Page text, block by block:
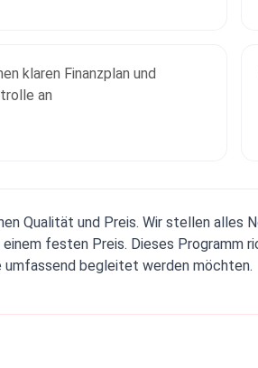
klaren Finanzplan und
an
Qualität und Preis. Wir stellen alles
festen Preis. Dieses Programm
umfassend begleitet werden möchten.